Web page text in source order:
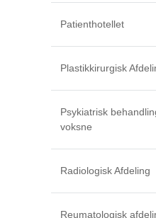
Patienthotellet
Plastikkirurgisk
Psykiatrisk
voksne
Radiologisk Afdeling
Reumatologisk